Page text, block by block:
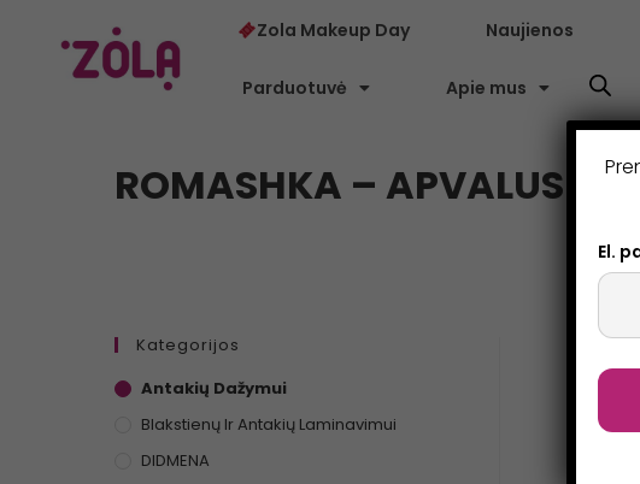
Zola Makeup Day Naujienos
Parduotuvė Apie mus
ROMASHKA – APVALUS
Kategorijos
Antakių Dažymui
Blakstienų Ir Antakių Laminavimui
DIDMENA
El.